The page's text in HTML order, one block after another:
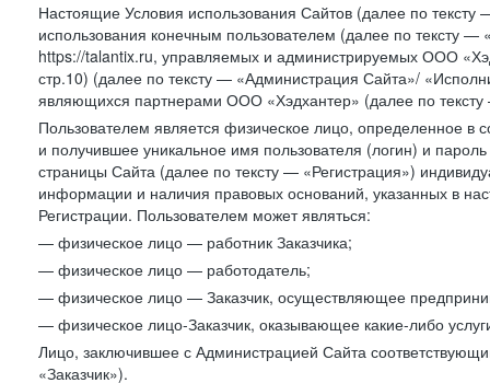
Настоящие Условия использования Сайтов (далее по
использования конечным пользователем (далее по тексту
https://talantix.ru, управляемых и администрируемых ООО
стр.10) (далее по тексту — «Администрация Сайта»/
являющихся партнерами ООО «Хэдхантер» (далее по
Пользователем является физическое лицо, определенное в
и получившее уникальное имя пользователя (логин) и
страницы Сайта (далее по тексту — «Регистрация»)
информации и наличия правовых оснований, указанных в
Регистрации. Пользователем может являться:
— физическое лицо — работник Заказчика;
— физическое лицо — работодатель;
— физическое лицо — Заказчик, осуществляющее
— физическое лицо-Заказчик, оказывающее какие-либо
Лицо, заключившее с Администрацией Сайта
«Заказчик»).